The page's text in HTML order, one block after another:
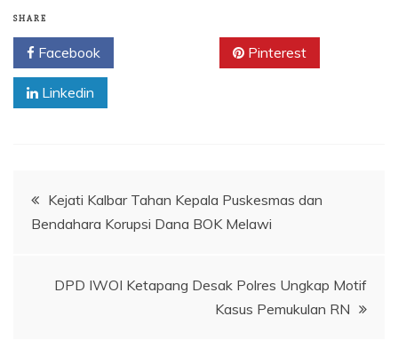
SHARE
Facebook Pinterest
Linkedin
Navigasi
Kejati Kalbar Tahan Kepala Puskesmas dan
Bendahara Korupsi Dana BOK Melawi
DPD IWOI Ketapang Desak Polres Ungkap Motif
Kasus Pemukulan RN